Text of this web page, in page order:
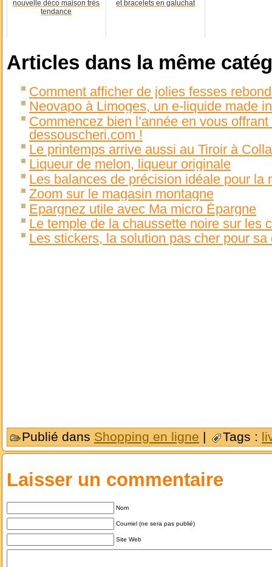
nouvelle déco maison très
tendance
et bracelets en galuchat
Articles dans la même
Comment afficher de jolies fesses
Neovapo à Limoges, un e-liquide made
Commencez bien l’année en vous
dessouscheri.com !
Le printemps arrive aussi au Tiroir à
Liqueur de melon, liqueur originale
Les balances de précision idéale pour la
Zoom sur le magasin montagne
Epargnez utile avec Ma micro Épargne
Le temple de la chaussette noire sur les
Les stickers, la solution pas cher pour sa
Publié dans Shopping en ligne | Tags :
Laisser un commentaire
Nom
Courriel (ne sera pas publié)
Site Web